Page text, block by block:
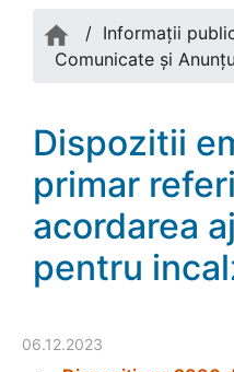
/ Informații
Comunicate şi
Dispozitii
primar
acordarea
pentru
06.12.2023